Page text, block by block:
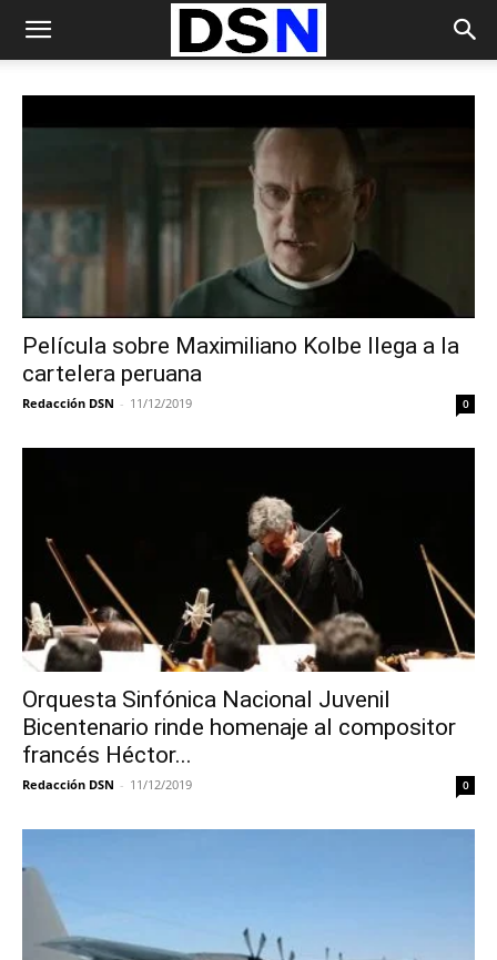
Película sobre Maximiliano Kolbe llega a la
cartelera peruana
Redacción DSN - 11/12/2019 0
Orquesta Sinfónica Nacional Juvenil
Bicentenario rinde homenaje al compositor
francés Héctor...
Redacción DSN - 11/12/2019 0